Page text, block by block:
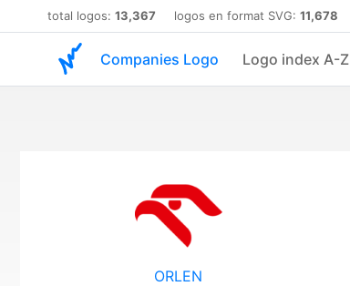
total logos: 13,367 logos en format SVG: 11,678
Companies Logo Logo index A-Z
ORLEN